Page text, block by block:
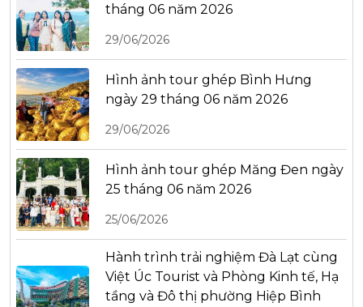
tháng 06 năm 2026
29/06/2026
Hình ảnh tour ghép Bình Hưng
ngày 29 tháng 06 năm 2026
29/06/2026
Hình ảnh tour ghép Măng Đen ngày
25 tháng 06 năm 2026
25/06/2026
Hành trình trải nghiệm Đà Lạt cùng
Việt Úc Tourist và Phòng Kinh tế, Hạ
tầng và Đô thị phường Hiệp Bình